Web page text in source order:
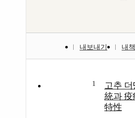
내보내기 내
1
고추
統과 疫
特性